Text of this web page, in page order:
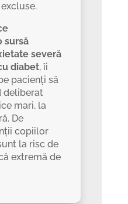
sursă
severă
diabet, îi
pacienți să
deliberat
mari, la
De
copiilor
la risc de
extremă de